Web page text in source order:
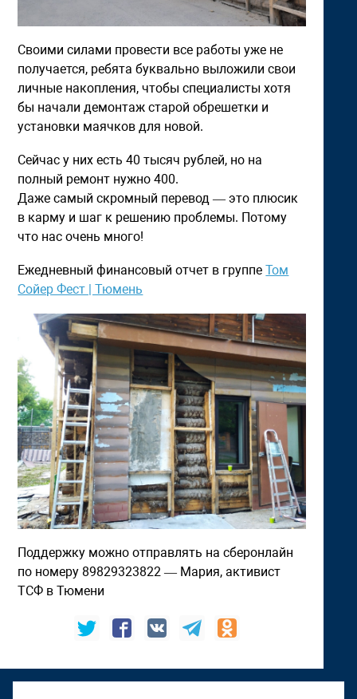
Своими силами провести все работы уже не
получается, ребята буквально выложили свои
личные накопления, чтобы специалисты хотя
бы начали демонтаж старой обрешетки и
установки маячков для новой.
Сейчас у них есть 40 тысяч рублей, но на
полный ремонт нужно 400.
Даже самый скромный перевод — это плюсик
в карму и шаг к решению проблемы. Потому
что нас очень много!
Ежедневный финансовый отчет в группеТом
Сойер Фест | Тюмень
Поддержку можно отправлять на сберонлайн
по номеру 89829323822 — Мария, активист
ТСФ в Тюмени